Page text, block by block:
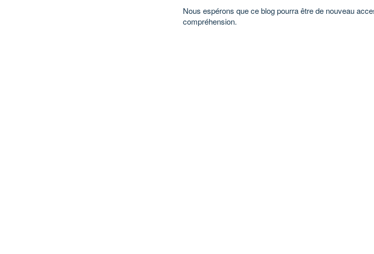
Nous espérons que ce blog pourra être de nouveau
compréhension.